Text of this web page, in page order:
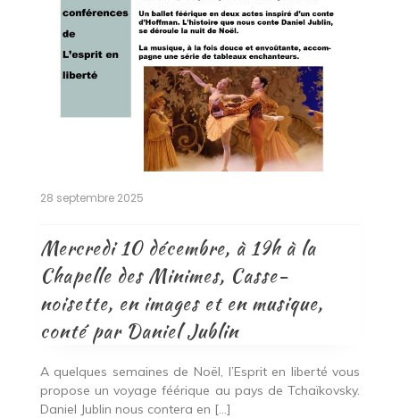
28 septembre 2025
Mercredi 10 décembre, à 19h à la
Chapelle des Minimes, Casse-
noisette, en images et en musique,
conté par Daniel Jublin
A quelques semaines de Noël, l’Esprit en liberté vous
propose un voyage féérique au pays de Tchaïkovsky.
Daniel Jublin nous contera en […]